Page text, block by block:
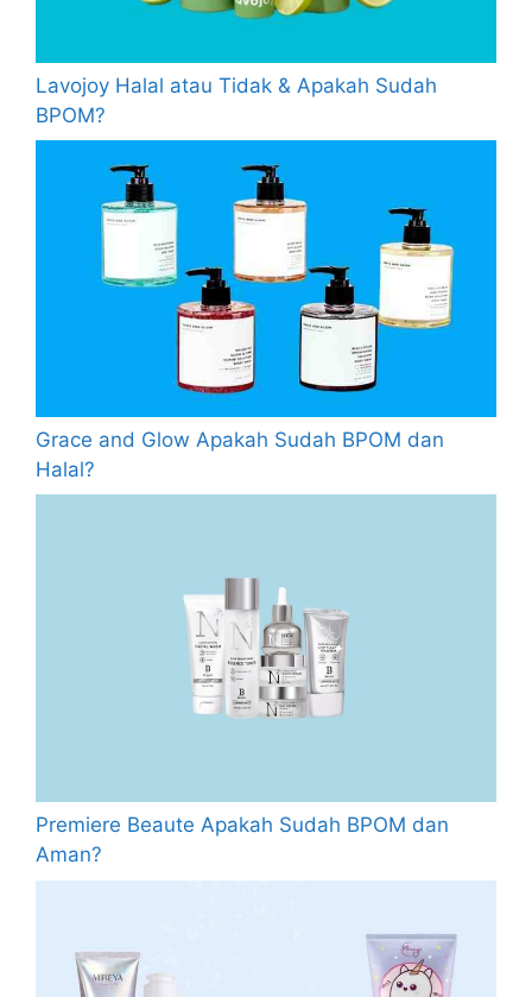
Lavojoy Halal atau Tidak & Apakah Sudah
BPOM?
Grace and Glow Apakah Sudah BPOM dan
Halal?
Premiere Beaute Apakah Sudah BPOM dan
Aman?